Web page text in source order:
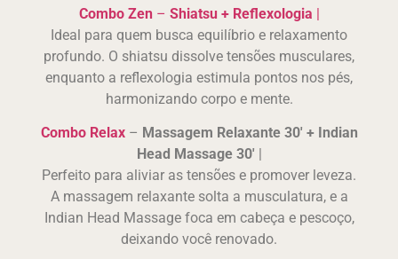
Combo Zen– Shiatsu + Reflexologia |
Ideal para quem busca equilíbrio e relaxamento
profundo. O shiatsu dissolve tensões musculares,
enquanto a reflexologia estimula pontos nos pés,
harmonizando corpo e mente.
Combo Relax– Massagem Relaxante 30′ + Indian
Head Massage 30′
Perfeito para aliviar as tensões e promover leveza.
A massagem relaxante solta a musculatura, e a
Indian Head Massage foca em cabeça e pescoço,
deixando você renovado.